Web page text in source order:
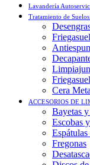
Lavandería
Tratamiento de
Cera
ACCESORIOS DE
Bayetas
Escobas
Fregonas